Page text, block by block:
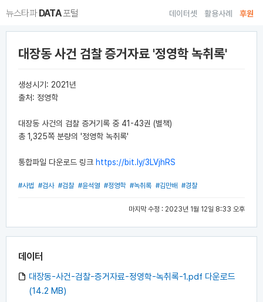
뉴스타파DATA포털 데이터셋 활용사례 후원
대장동 사건 검찰 증거자료 '정영학 녹취록'
생성시기: 2021년
출처: 정영학
대장동 사건의 검찰 증거기록 중 41-43권 (별책)
총 1,325쪽 분량의 '정영학 녹취록'
통합파일 다운로드 링크 https://bit.ly/3LVjhRS
#사법 #검사 #검찰 #윤석열 #정영학 #녹취록 #김만배 #경찰
마지막 수정 : 2023년 1월 12일 8:33 오후
데이터
대장동-사건-검찰-증거자료-정영학-녹취록-1.pdf 다운로드
(14.2 MB)